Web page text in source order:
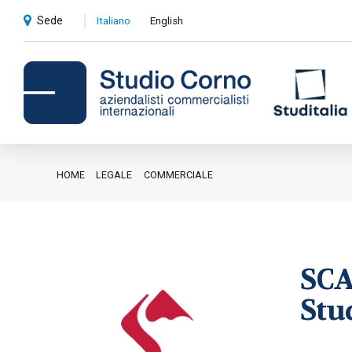
Sede Italiano English
Privati
HOME LEGALE COMMERCIALE